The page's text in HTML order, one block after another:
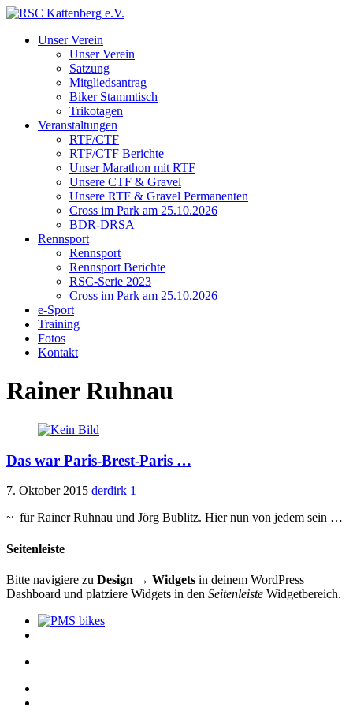
Unser Verein
Unser Verein
Satzung
Mitgliedsantrag
Biker Stammtisch
Trikotagen
Veranstaltungen
RTF/CTF
RTF/CTF Berichte
Unser Marathon mit RTF
Unsere CTF & Gravel
Unsere RTF & Gravel Permanenten
Cross im Park am 25.10.2026
BDR-DRSA
Rennsport
Rennsport
Rennsport Berichte
RSC-Serie 2023
Cross im Park am 25.10.2026
e-Sport
Training
Fotos
Kontakt
Rainer Ruhnau
Das war Paris-Brest-Paris …
7. Oktober 2015 derdirk 1
~ für Rainer Ruhnau und Jörg Bublitz. Hier nun von jedem sein …
Seitenleiste
Bitte navigiere zu Design → Widgets in deinem WordPress
Dashboard und platziere Widgets in den Seitenleiste Widgetbereich.